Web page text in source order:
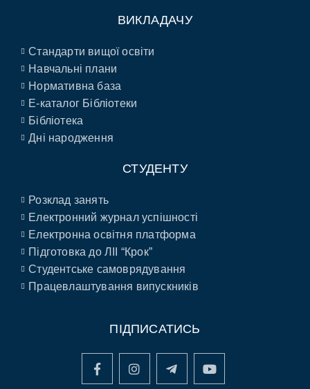
ВИКЛАДАЧУ
Стандарти вищої освіти
Навчальні плани
Нормативна база
E-каталог Бібліотеки
Бібліотека
Дні народження
СТУДЕНТУ
Розклад занять
Електронний журнал успішності
Електронна освітня платформа
Підготовка до ЛІІ “Крок”
Студентське самоврядування
Працевлаштування випускників
ПІДПИСАТИСЬ